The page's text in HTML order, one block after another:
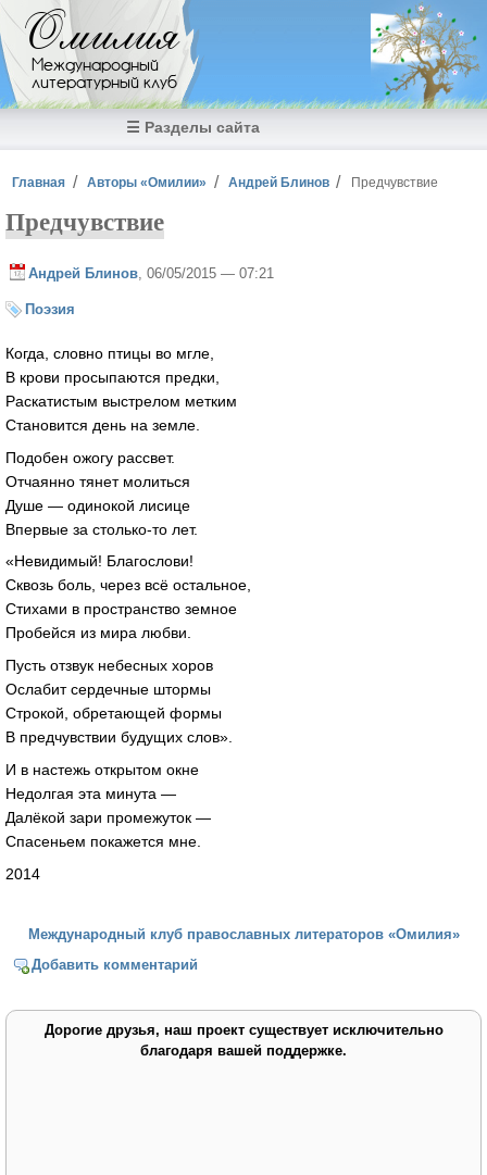
Перейти к основному содержанию
Омилия
Международный
литературный клуб
☰ Разделы сайта
Вы здесь
Главная Авторы «Омилии» Андрей Блинов Предчувствие
Предчувствие
Андрей Блинов , 06/05/2015 — 07:21
Поэзия
Когда, словно птицы во мгле,
В крови просыпаются предки,
Раскатистым выстрелом метким
Становится день на земле.
Подобен ожогу рассвет.
Отчаянно тянет молиться
Душе — одинокой лисице
Впервые за столько-то лет.
«Невидимый! Благослови!
Сквозь боль, через всё остальное,
Стихами в пространство земное
Пробейся из мира любви.
Пусть отзвук небесных хоров
Ослабит сердечные штормы
Строкой, обретающей формы
В предчувствии будущих слов».
И в настежь открытом окне
Недолгая эта минута —
Далёкой зари промежуток —
Спасеньем покажется мне.
2014
Международный клуб православных литераторов «Омилия»
Добавить комментарий
Дорогие друзья, наш проект существует исключительно
благодаря вашей поддержке.